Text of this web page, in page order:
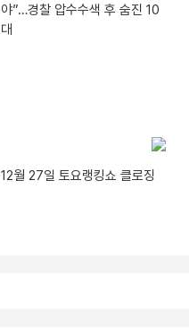
야”…경찰 압수수색 후 숨진 10
대
12월 27일 토요랭킹쇼 클로징